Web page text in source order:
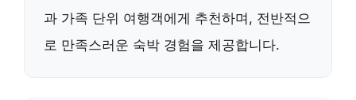
과 가족 단위 여행객에게 추천하며, 전반적으
로 만족스러운 숙박 경험을 제공합니다.